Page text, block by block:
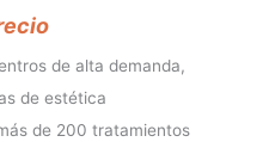
de alta demanda,
de estética
de 200 tratamientos